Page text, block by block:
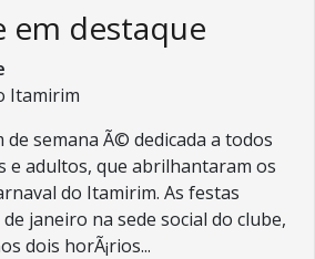
em destaque
Itamirim
de semana Ã© dedicada a todos
e adultos, que abrilhantaram os
do Itamirim. As festas
janeiro na sede social do clube,
dois horÃ¡rios...